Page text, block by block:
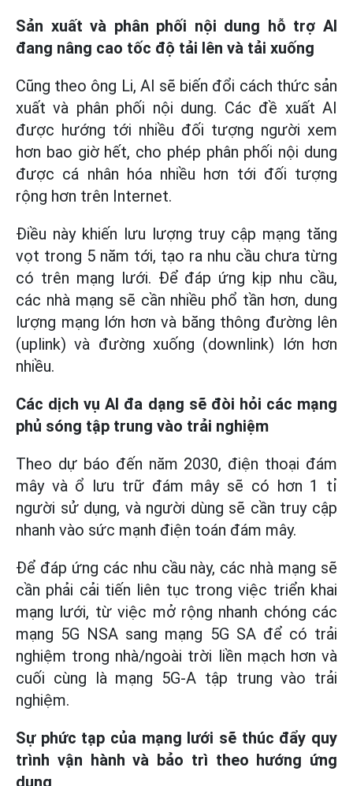
Sản xuất và phân phối nội dung hỗ trợ AI
đang nâng cao tốc độ tải lên và tải xuống
Cũng theo ông Li, AI sẽ biến đổi cách thức sản
xuất và phân phối nội dung. Các đề xuất AI
được hướng tới nhiều đối tượng người xem
hơn bao giờ hết, cho phép phân phối nội dung
được cá nhân hóa nhiều hơn tới đối tượng
rộng hơn trên Internet.
Điều này khiến lưu lượng truy cập mạng tăng
vọt trong 5 năm tới, tạo ra nhu cầu chưa từng
có trên mạng lưới. Để đáp ứng kịp nhu cầu,
các nhà mạng sẽ cần nhiều phổ tần hơn, dung
lượng mạng lớn hơn và băng thông đường lên
(uplink) và đường xuống (downlink) lớn hơn
nhiều.
Các dịch vụ AI đa dạng sẽ đòi hỏi các mạng
phủ sóng tập trung vào trải nghiệm
Theo dự báo đến năm 2030, điện thoại đám
mây và ổ lưu trữ đám mây sẽ có hơn 1 tỉ
người sử dụng, và người dùng sẽ cần truy cập
nhanh vào sức mạnh điện toán đám mây.
Để đáp ứng các nhu cầu này, các nhà mạng sẽ
cần phải cải tiến liên tục trong việc triển khai
mạng lưới, từ việc mở rộng nhanh chóng các
mạng 5G NSA sang mạng 5G SA để có trải
nghiệm trong nhà/ngoài trời liền mạch hơn và
cuối cùng là mạng 5G-A tập trung vào trải
nghiệm.
Sự phức tạp của mạng lưới sẽ thúc đẩy quy
trình vận hành và bảo trì theo hướng ứng
dụng